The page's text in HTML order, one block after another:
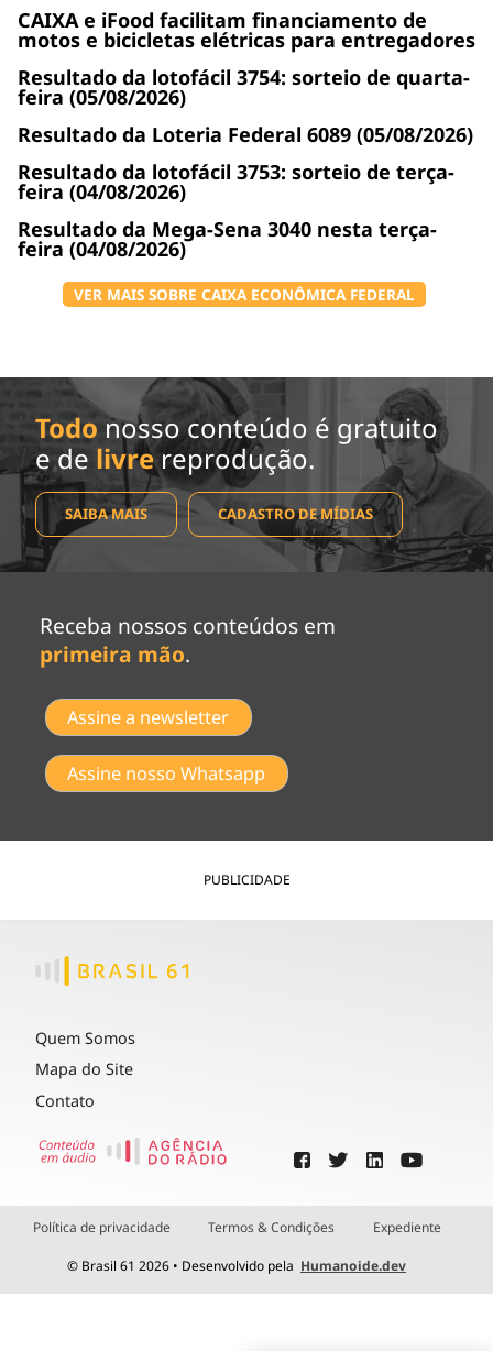
CAIXA e iFood facilitam financiamento de
motos e bicicletas elétricas para entregadores
Resultado da lotofácil 3754: sorteio de quarta-
feira (05/08/2026)
Resultado da Loteria Federal 6089 (05/08/2026)
Resultado da lotofácil 3753: sorteio de terça-
feira (04/08/2026)
Resultado da Mega-Sena 3040 nesta terça-
feira (04/08/2026)
VER MAIS SOBRE CAIXA ECONÔMICA FEDERAL
Todo nosso conteúdo é gratuito
e de livrereprodução.
SAIBA MAIS CADASTRO DE MÍDIAS
Receba nossos conteúdos em
primeira mão.
Assine a newsletter
Assine nosso Whatsapp
PUBLICIDADE
Quem Somos
Mapa do Site
Contato
Política de privacidade Termos & Condições Expediente
© Brasil 61 2026 • Desenvolvido pela Humanoide.dev